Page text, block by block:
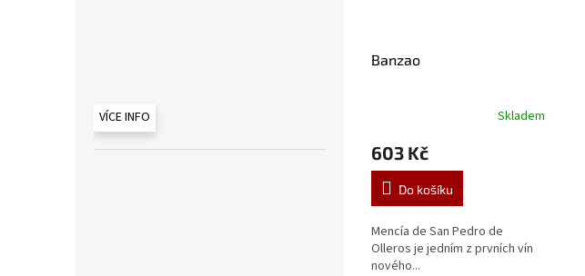
VÍCE INFO
Banzao
Skladem
603 Kč
Do košíku
Mencía de San Pedro de
Olleros je jedním z prvních vín
nového...